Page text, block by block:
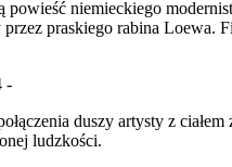
niemieckiego
praskiego rabina
-
duszy artysty z
ludzkości.